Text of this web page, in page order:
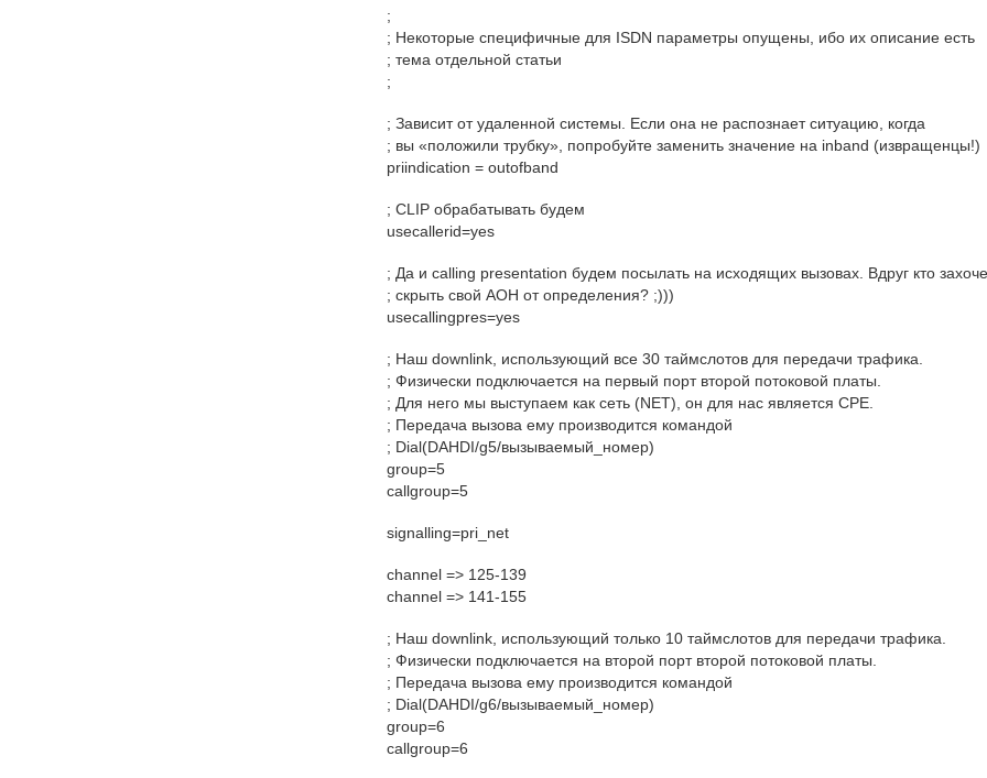
;
; Некоторые специфичные для ISDN параметры опущены, ибо их описание есть
; тема отдельной статьи
;
; Зависит от удаленной системы. Если она не распознает ситуацию, когда
; вы «положили трубку», попробуйте заменить значение на inband (извращенцы!)
priindication = outofband
; CLIP обрабатывать будем
usecallerid=yes
; Да и calling presentation будем посылать на исходящих вызовах. Вдруг кто
; скрыть свой АОН от определения? ;)))
usecallingpres=yes
; Наш downlink, использующий все 30 таймслотов для передачи трафика.
; Физически подключается на первый порт второй потоковой платы.
; Для него мы выступаем как сеть (NET), он для нас является CPE.
; Передача вызова ему производится командой
; Dial(DAHDI/g5/вызываемый_номер)
group=5
callgroup=5
signalling=pri_net
channel => 125-139
channel => 141-155
; Наш downlink, использующий только 10 таймслотов для передачи трафика.
; Физически подключается на второй порт второй потоковой платы.
; Передача вызова ему производится командой
; Dial(DAHDI/g6/вызываемый_номер)
group=6
callgroup=6